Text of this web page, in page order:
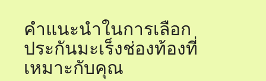
คำแนะนำในการเลือก
ประกันมะเร็งช่องท้องที่
เหมาะกับคุณ